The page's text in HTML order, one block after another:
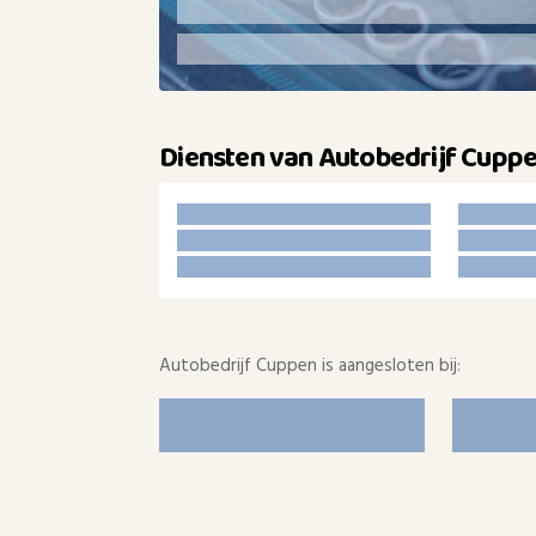
Diensten van Autobedrijf
Autobedrijf Cuppen is aangesloten bij: